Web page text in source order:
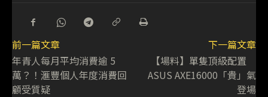
前一篇文章
年青人每月平均消費逾 5
萬？！滙豐個人年度消費回
顧受質疑
下一篇文章
【場料】單隻頂級配置
ASUS AXE16000「貴」氣
登場